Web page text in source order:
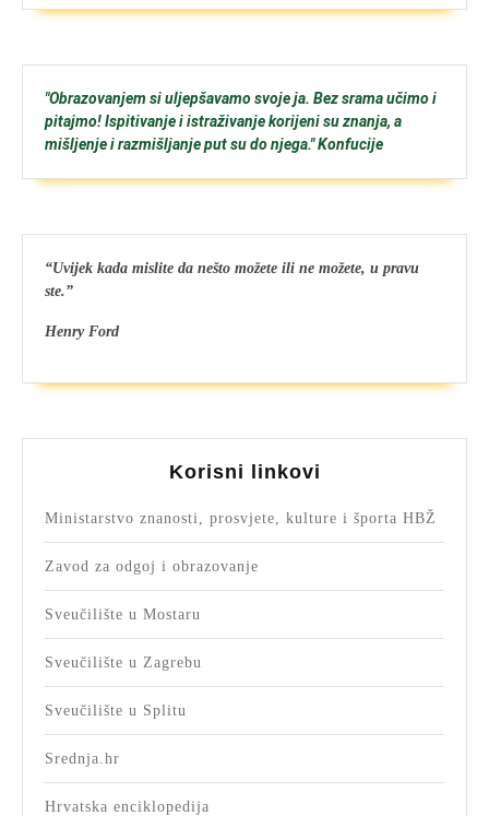
"Obrazovanjem si uljepšavamo svoje ja. Bez srama učimo i
pitajmo! Ispitivanje i istraživanje korijeni su znanja, a
mišljenje i razmišljanje put su do njega." Konfucije
“Uvijek kada mislite da nešto možete ili ne možete, u pravu
ste.”
Henry Ford
Korisni linkovi
Ministarstvo znanosti, prosvjete, kulture i športa HBŽ
Zavod za odgoj i obrazovanje
Sveučilište u Mostaru
Sveučilište u Zagrebu
Sveučilište u Splitu
Srednja.hr
Hrvatska enciklopedija